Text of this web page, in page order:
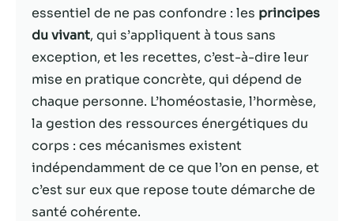
essentiel de ne pas confondre : les principes
du vivant, qui s’appliquent à tous sans
exception, et les recettes, c’est-à-dire leur
mise en pratique concrète, qui dépend de
chaque personne. L’homéostasie, l’hormèse,
la gestion des ressources énergétiques du
corps : ces mécanismes existent
indépendamment de ce que l’on en pense, et
c’est sur eux que repose toute démarche de
santé cohérente.
Statistiques
puissions
améliorer la
fonctionnalité
du site Web,
en fonction
de la façon
dont le site
Web est